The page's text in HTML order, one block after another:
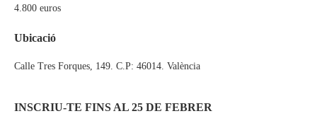
4.800 euros
Ubicació
Calle Tres Forques, 149. C.P: 46014. València
INSCRIU-TE FINS AL 25 DE FEBRER